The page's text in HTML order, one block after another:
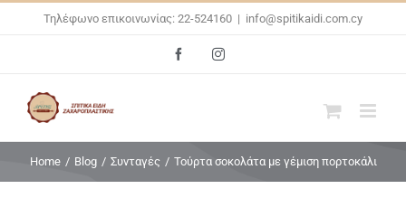
Τηλέφωνο επικοινωνίας: 22-524160 | info@spitikaidi.com.cy
FacebookInstagram
Home / Blog / Συνταγές / Τούρτα σοκολάτα με γέμιση πορτοκάλι